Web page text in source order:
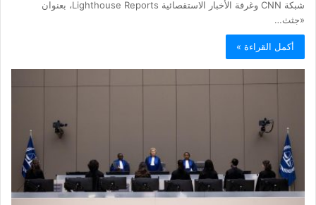
شبكة CNN وغرفة الأخبار الاستقصائية Lighthouse Reports، بعنوان
«جثث…
أكمل القراءة »